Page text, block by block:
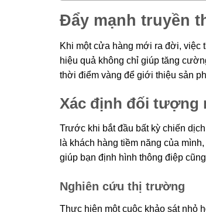
Đẩy mạnh truyền
Khi một cửa hàng mới ra đời, việc
hiệu quả không chỉ giúp tăng
thời điểm vàng để giới thiệu sản
Xác định đối tượng
Trước khi bắt đầu bất kỳ chiến
là khách hàng tiềm năng của
giúp bạn định hình thông điệp
Nghiên cứu thị trường
Thực hiện một cuộc khảo sát nhỏ